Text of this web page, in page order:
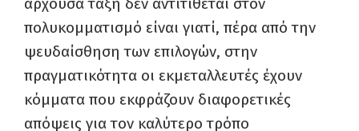
άρχουσα τάξη δεν αντιτίθεται στον
πολυκομματισμό είναι γιατί, πέρα από την
ψευδαίσθηση των επιλογών, στην
πραγματικότητα οι εκμεταλλευτές έχουν
κόμματα που εκφράζουν διαφορετικές
απόψεις για τον καλύτερο τρόπο